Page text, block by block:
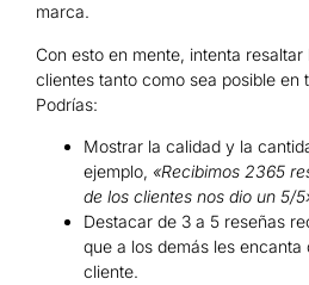
marca.
Con esto en mente, intenta
clientes tanto como sea posible en
Podrías:
Mostrar la calidad y la
ejemplo, «Recibimos 2365
de los clientes nos dio un 5/
Destacar de 3 a 5 reseñas
que a los demás les
cliente.